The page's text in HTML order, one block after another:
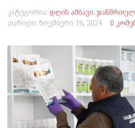
კატეგორია: დღის ამბავი,
თარიღი: ნოემბერი 16, 2024 0